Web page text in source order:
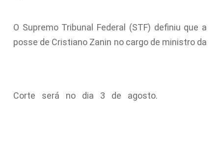
O Supremo Tribunal Federal (STF) definiu que a
posse de Cristiano Zanin no cargo de ministro da
Corte será no dia 3 de agosto.